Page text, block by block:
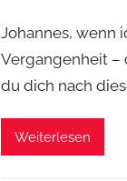
Johannes, wenn
Vergangenheit –
du dich nach
Weiterlesen